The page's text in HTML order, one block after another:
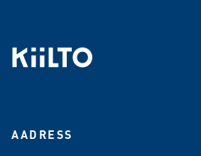
AADRESS